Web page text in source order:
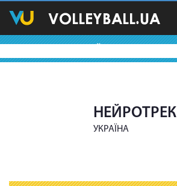
НЕЙРОТРЕК
УКРАЇНА